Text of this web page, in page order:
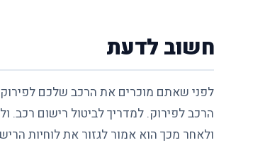
חשוב לדעת
לפני שאתם מוכרים את הרכב שלכם
הרכב לפירוק. למדריך לביטול רישום רכב.
ולאחר מכך הוא אמור לגזור את לוחיות